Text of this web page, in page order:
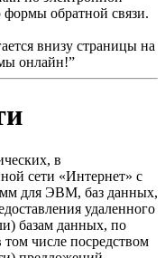
формы обратной связи.
внизу страницы на
онлайн!”
в
сети «Интернет» с
для ЭВМ, баз данных,
удаленного
базам данных, по
числе посредством